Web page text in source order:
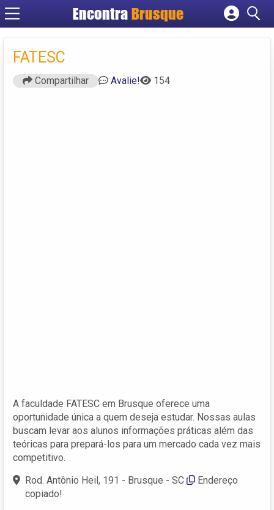
EncontraBrusque
Cadastrar empresa
FATESC
Compartilhar Avalie! 154
A faculdade FATESC em Brusque oferece uma
oportunidade única a quem deseja estudar. Nossas aulas
buscam levar aos alunos informações práticas além das
teóricas para prepará-los para um mercado cada vez mais
competitivo.
Rod. Antônio Heil, 191 - Brusque - SC
Endereço
copiado!